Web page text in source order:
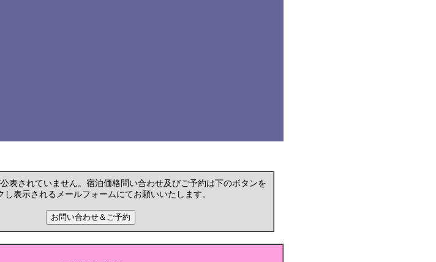
表されていません。宿泊価格問い合わせ及びご予約は下のボタンを
し表示されるメールフォームにてお願いいたします。